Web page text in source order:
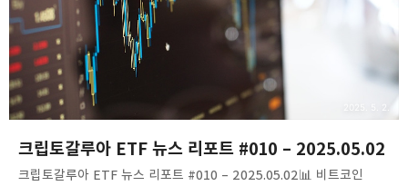
크립토갈루아 ETF 뉴스 리포트 #010 – 2025.05.02
2025. 5. 2.
크립토갈루아 ETF 뉴스 리포트 #010 – 2025.05.02​📊 비트코인